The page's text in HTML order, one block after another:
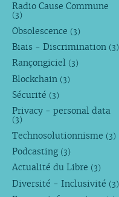
Radio Cause Commune
(3)
Obsolescence (3)
Biais - Discrimination (3)
Rançongiciel (3)
Blockchain (3)
Sécurité (3)
Privacy - personal data
(3)
Technosolutionnisme (3)
Podcasting (3)
Actualité du Libre (3)
Diversité - Inclusivité (3)